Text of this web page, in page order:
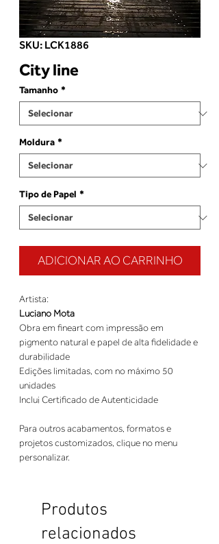
SKU: LCK1886
City line
Tamanho *
Moldura *
Tipo de Papel *
ADICIONAR AO CARRINHO
Artista:
Luciano Mota
Obra em fineart com impressão em
pigmento natural e papel de alta fidelidade e
durabilidade
Edições limitadas, com no máximo 50
unidades
Inclui Certificado de Autenticidade
Para outros acabamentos, formatos e
projetos customizados, clique no menu
personalizar.
Produtos
relacionados